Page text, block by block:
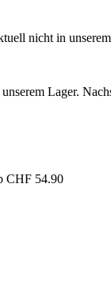
nicht in
Lager.
CHF 54.90